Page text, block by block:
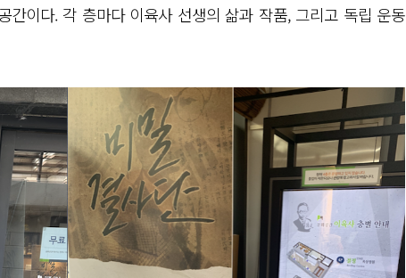
간이다. 각 층마다 이육사 선생의 삶과 작품, 그리고 독립 운동